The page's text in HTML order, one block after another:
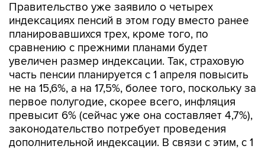
Правительство уже заявило о четырех
индексациях пенсий в этом году вместо ранее
планировавшихся трех, кроме того, по
сравнению с прежними планами будет
увеличен размер индексации. Так, страховую
часть пенсии планируется с 1 апреля повысить
не на 15,6%, а на 17,5%, более того, поскольку за
первое полугодие, скорее всего, инфляция
превысит 6% (сейчас уже она составляет 4,7%),
законодательство потребует проведения
дополнительной индексации. В связи с этим, с 1